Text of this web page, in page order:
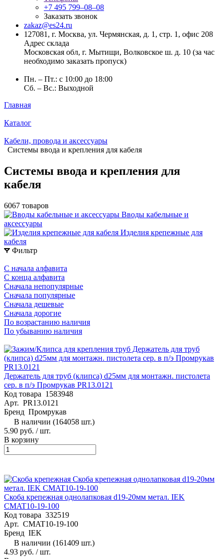
+7 495 799–08–08
Заказать звонок
zakaz@es24.ru
127081, г. Москва, ул. Чермянская, д. 1, стр. 1, офис 208
Адрес склада
Московская обл, г. Мытищи, Волковское ш. д. 10 (за час
необходимо заказать пропуск)
Пн. – Пт.: с 10:00 до 18:00
Сб. – Вс.: Выходной
Главная
Каталог
Кабели, провода и аксессуары
Системы ввода и крепления для кабеля
Системы ввода и крепления для
кабеля
6067 товаров
Вводы кабельные и
аксессуары
Изделия крепежные для
кабеля
Фильтр
С начала алфавита
С конца алфавита
Сначала непопулярные
Сначала популярные
Сначала дешевые
Сначала дорогие
По возрастанию наличия
По убыванию наличия
Держатель для труб (клипса) d25мм для монтажн. пистолета
сер. в п/э Промрукав PR13.0121
Код товара 1583948
Арт. PR13.0121
Бренд Промрукав
В наличии (164058 шт.)
5.90 руб. / шт.
В корзину
Скоба крепежная однолапковая d19-20мм метал. IEK
CMAT10-19-100
Код товара 332519
Арт. CMAT10-19-100
Бренд IEK
В наличии (161409 шт.)
4.93 руб. / шт.